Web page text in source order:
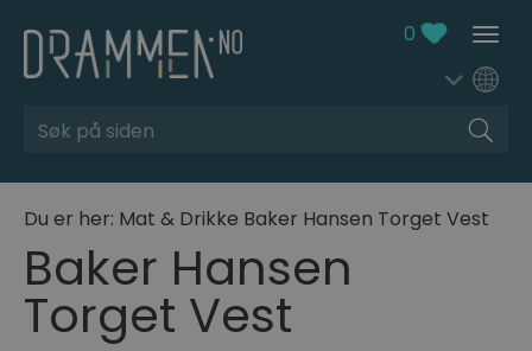
0
Søk
Du er her: Mat & Drikke Baker Hansen Torget Vest
Baker Hansen
Torget Vest